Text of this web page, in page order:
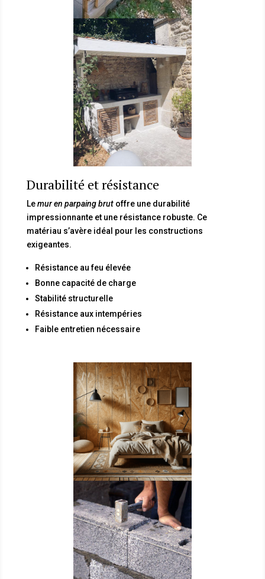
Durabilité et résistance
Lemur en parpaing brutoffre une durabilité
impressionnante et une résistance robuste. Ce
matériau s’avère idéal pour les constructions
exigeantes.
Résistance au feu élevée
Bonne capacité de charge
Stabilité structurelle
Résistance aux intempéries
Faible entretien nécessaire